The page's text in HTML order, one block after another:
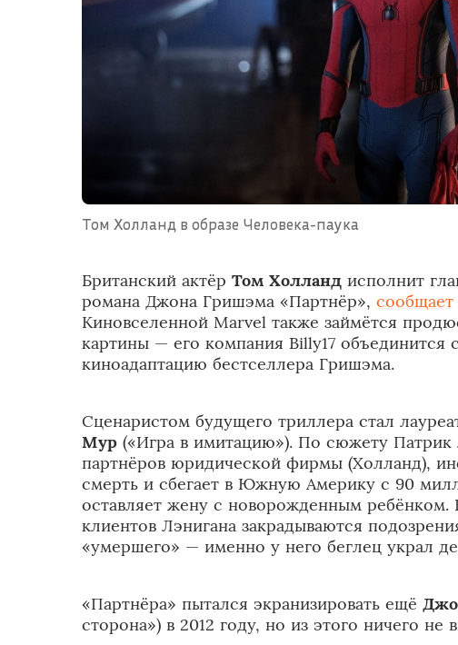
Том Холланд в образе Человека-паука
Британский актёр Том Холланд исполнит
романа Джона Гришэма «Партнёр», сообщает
Киновселенной Marvel также займётся
картины — его компания Billy17 объединится
киноадаптацию бестселлера Гришэма.
Сценаристом будущего триллера стал
Мур («Игра в имитацию»). По сюжету Патрик
партнёров юридической фирмы (Холланд),
смерть и сбегает в Южную Америку с 90
оставляет жену с новорожденным ребёнком.
клиентов Лэнигана закрадываются
«умершего» — именно у него беглец украл
«Партнёра» пытался экранизировать ещё
сторона») в 2012 году, но из этого ничего не